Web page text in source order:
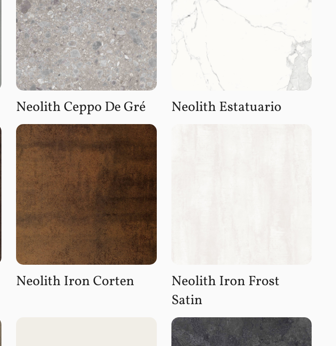
Neolith Ceppo De Gré Neolith Estatuario
Neolith Iron Corten
Neolith Iron Frost
Satin